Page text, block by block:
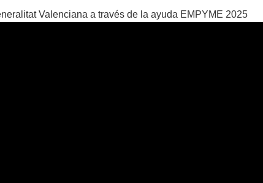
Valenciana a través de la ayuda EMPYME 2025